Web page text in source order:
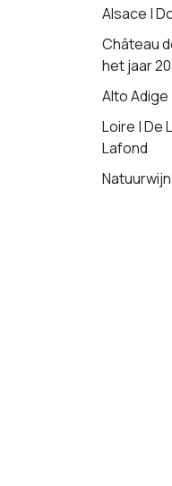
Alsace |
Château
het jaar
Alto Adige
Loire | De
Lafond